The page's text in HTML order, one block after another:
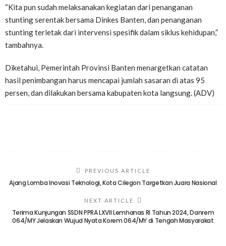
“Kita pun sudah melaksanakan kegiatan dari penanganan
stunting serentak bersama Dinkes Banten, dan penanganan
stunting terletak dari intervensi spesifik dalam siklus kehidupan,”
tambahnya.
Diketahui, Pemerintah Provinsi Banten menargetkan catatan
hasil penimbangan harus mencapai jumlah sasaran di atas 95
persen, dan dilakukan bersama kabupaten kota langsung. (ADV)
PREVIOUS ARTICLE
Ajang Lomba Inovasi Teknologi, Kota Cilegon Targetkan Juara Nasional
NEXT ARTICLE
Terima Kunjungan SSDN PPRA LXVII Lemhanas RI Tahun 2024, Danrem
064/MY Jelaskan Wujud Nyata Korem 064/MY di Tengah Masyarakat